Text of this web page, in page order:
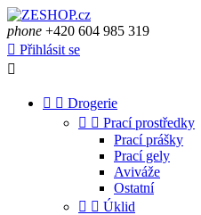
phone +420 604 985 319
 Přihlásit se

  Drogerie
  Prací prostředky
Prací prášky
Prací gely
Aviváže
Ostatní
  Úklid